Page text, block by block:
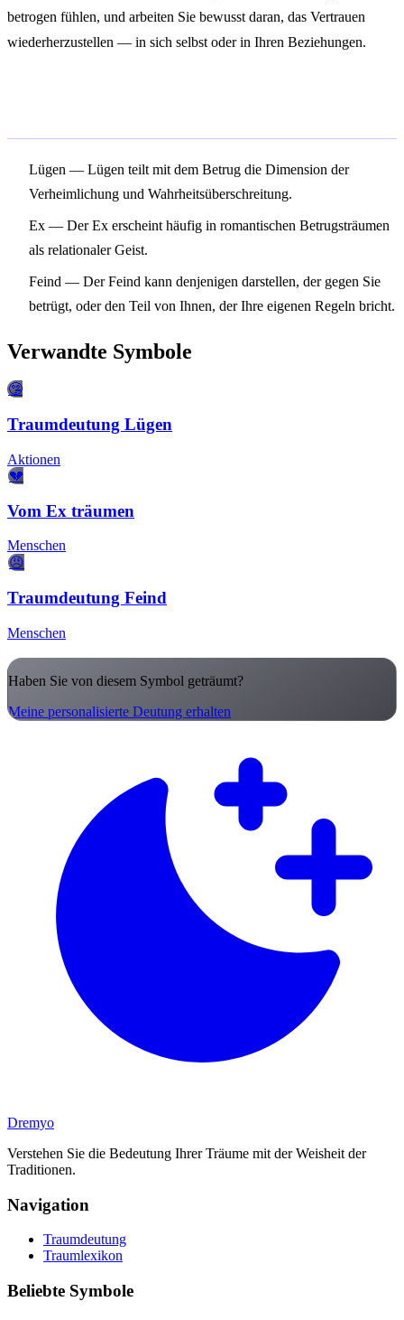
betrogen fühlen, und arbeiten Sie bewusst daran, das Vertrauen
wiederherzustellen — in sich selbst oder in Ihren Beziehungen.
Lügen — Lügen teilt mit dem Betrug die Dimension der
Verheimlichung und Wahrheitsüberschreitung.
Ex — Der Ex erscheint häufig in romantischen Betrugsträumen
als relationaler Geist.
Feind — Der Feind kann denjenigen darstellen, der gegen Sie
betrügt, oder den Teil von Ihnen, der Ihre eigenen Regeln bricht.
Verwandte Symbole
🤥
Traumdeutung Lügen
Aktionen
💔
Vom Ex träumen
Menschen
😠
Traumdeutung Feind
Menschen
Haben Sie von diesem Symbol geträumt?
Meine personalisierte Deutung erhalten
Dremyo
Verstehen Sie die Bedeutung Ihrer Träume mit der Weisheit der
Traditionen.
Navigation
Traumdeutung
Traumlexikon
Beliebte Symbole